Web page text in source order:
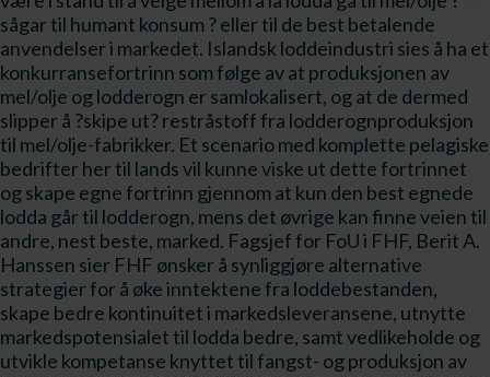
sågar til humant konsum ? eller til de best betalende
anvendelser i markedet. Islandsk loddeindustri sies å ha et
konkurransefortrinn som følge av at produksjonen av
mel/olje og lodderogn er samlokalisert, og at de dermed
slipper å ?skipe ut? restråstoff fra lodderognproduksjon
til mel/olje-fabrikker. Et scenario med komplette pelagiske
bedrifter her til lands vil kunne viske ut dette fortrinnet
og skape egne fortrinn gjennom at kun den best egnede
lodda går til lodderogn, mens det øvrige kan finne veien til
andre, nest beste, marked. Fagsjef for FoU i FHF, Berit A.
Hanssen sier FHF ønsker å synliggjøre alternative
strategier for å øke inntektene fra loddebestanden,
skape bedre kontinuitet i markedsleveransene, utnytte
markedspotensialet til lodda bedre, samt vedlikeholde og
utvikle kompetanse knyttet til fangst- og produksjon av